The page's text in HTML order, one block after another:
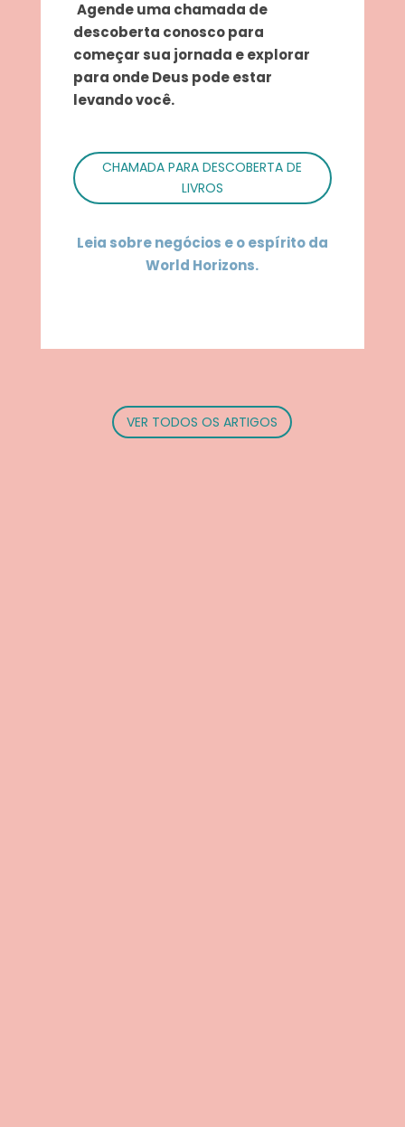
Agende uma chamada de
descoberta conosco para
começar sua jornada e explorar
para onde Deus pode estar
levando você.
CHAMADA PARA DESCOBERTA DE
LIVROS
Leia sobre negócios e o espírito da
World Horizons.
VER TODOS OS ARTIGOS